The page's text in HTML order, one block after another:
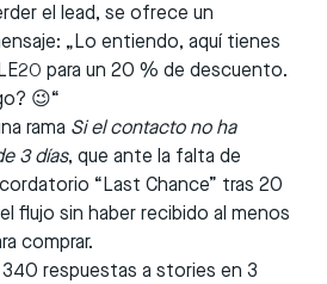
el lead, se ofrece un
„Lo entiendo, aquí tienes
para un 20 % de descuento.
😉“
rama Si el contacto no ha
3 días, que ante la falta de
“Last Chance” tras 20
flujo sin haber recibido al menos
comprar.
respuestas a stories en 3